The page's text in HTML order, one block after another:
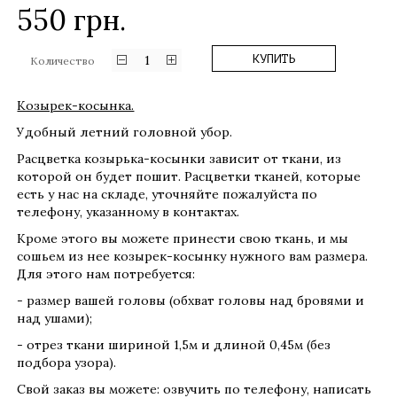
550 грн.
Количество 1 КУПИТЬ
Козырек-косынка.
Удобный летний головной убор.
Расцветка козырька-косынки зависит от ткани, из
которой он будет пошит. Расцветки тканей, которые
есть у нас на складе, уточняйте пожалуйста по
телефону, указанному в контактах.
Кроме этого вы можете принести свою ткань, и мы
сошьем из нее козырек-косынку нужного вам размера.
Для этого нам потребуется:
- размер вашей головы (обхват головы над бровями и
над ушами);
- отрез ткани шириной 1,5м и длиной 0,45м (без
подбора узора).
Свой заказ вы можете: озвучить по телефону, написать